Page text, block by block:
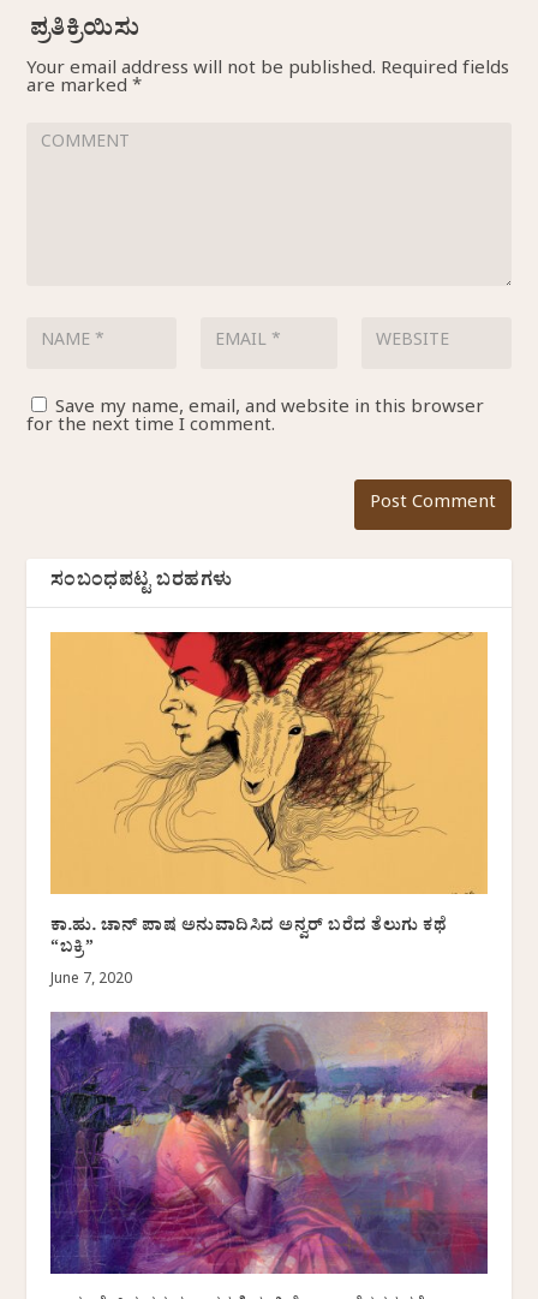
Your email address will not be published. Required fields
are marked *
Save my name, email, and website in this browser
for the next time I comment.
ಸಂಬಂಧಪಟ್ಟ ಬರಹಗಳು
ಕಾ.ಹು. ಚಾನ್ ಪಾಷ ಅನುವಾದಿಸಿದ ಅನ್ವರ್ ಬರೆದ ತೆಲುಗು ಕಥೆ
“ಬಕ್ರಿ”
June 7, 2020